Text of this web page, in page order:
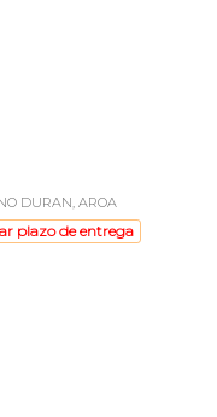
DURAN, AROA
plazo de entrega